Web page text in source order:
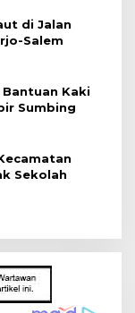
di Jalan
Salem
Kaki
Sumbing
Sekolah